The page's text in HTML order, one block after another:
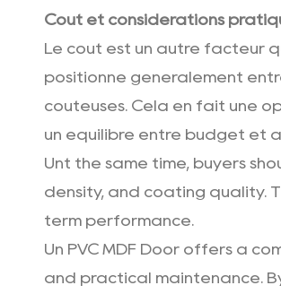
Coût et considérations
Le coût est un autre facteur
positionne généralement
coûteuses. Cela en fait une
un équilibre entre budget et
Unt the same time, buyers
density, and coating quality.
term performance.
Un PVC MDF Door offers a
and practical maintenance.